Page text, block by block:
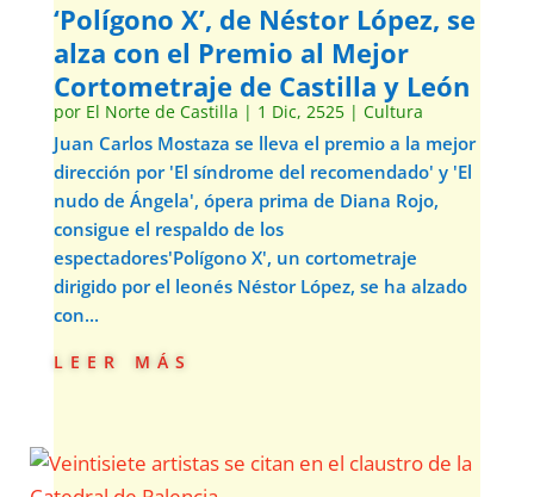
‘Polígono X’, de Néstor López, se
alza con el Premio al Mejor
Cortometraje de Castilla y León
por El Norte de Castilla | 1 Dic, 2525| Cultura
Juan Carlos Mostaza se lleva el premio a la mejor
dirección por 'El síndrome del recomendado' y 'El
nudo de Ángela', ópera prima de Diana Rojo,
consigue el respaldo de los
espectadores'Polígono X', un cortometraje
dirigido por el leonés Néstor López, se ha alzado
con...
leer más